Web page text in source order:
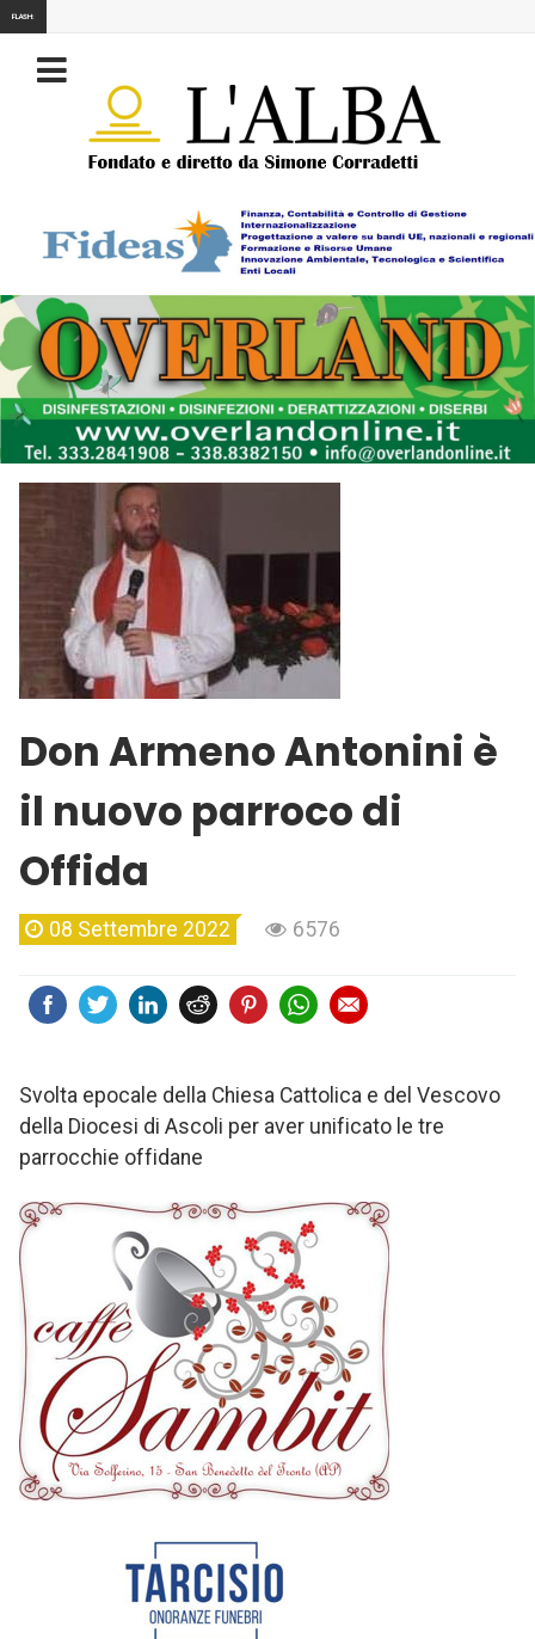
FLASH:
Don Armeno Antonini è
il nuovo parroco di
Offida
08 Settembre 2022 6576
Svolta epocale della Chiesa Cattolica e del Vescovo
della Diocesi di Ascoli per aver unificato le tre
parrocchie offidane